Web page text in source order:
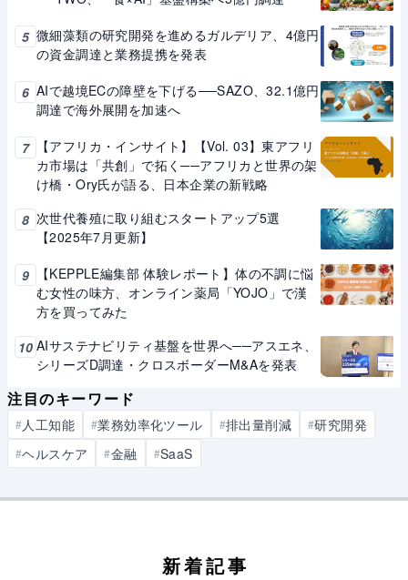
5 微細藻類の研究開発を進めるガルデリア、4億円
の資金調達と業務提携を発表
6 AIで越境ECの障壁を下げる──SAZO、32.1億円
調達で海外展開を加速へ
7
【アフリカ・インサイト】【Vol. 03】東アフリ
カ市場は「共創」で拓く──アフリカと世界の架
け橋・Ory氏が語る、日本企業の新戦略
8 次世代養殖に取り組むスタートアップ5選
【2025年7月更新】
9
【KEPPLE編集部 体験レポート】体の不調に悩
む女性の味方、オンライン薬局「YOJO」で漢
方を買ってみた
10 AIサステナビリティ基盤を世界へ──アスエネ、
シリーズD調達・クロスボーダーM&Aを発表
注目のキーワード
#人工知能 #業務効率化ツール #排出量削減 #研究開発
#ヘルスケア #金融 #SaaS
新着記事